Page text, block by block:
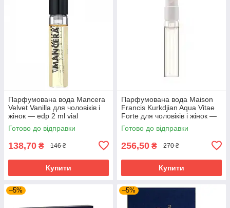
Парфумована вода Mancera
Velvet Vanilla для чоловіків і
жінок — edp 2 ml vial
Готово до відправки
138,70 ₴ 146 ₴
Купити
Парфумована вода Maison
Francis Kurkdjian Aqua Vitae
Forte для чоловіків і жінок —
edp 2 ml vial
Готово до відправки
256,50 ₴ 270 ₴
Купити
–5% –5%